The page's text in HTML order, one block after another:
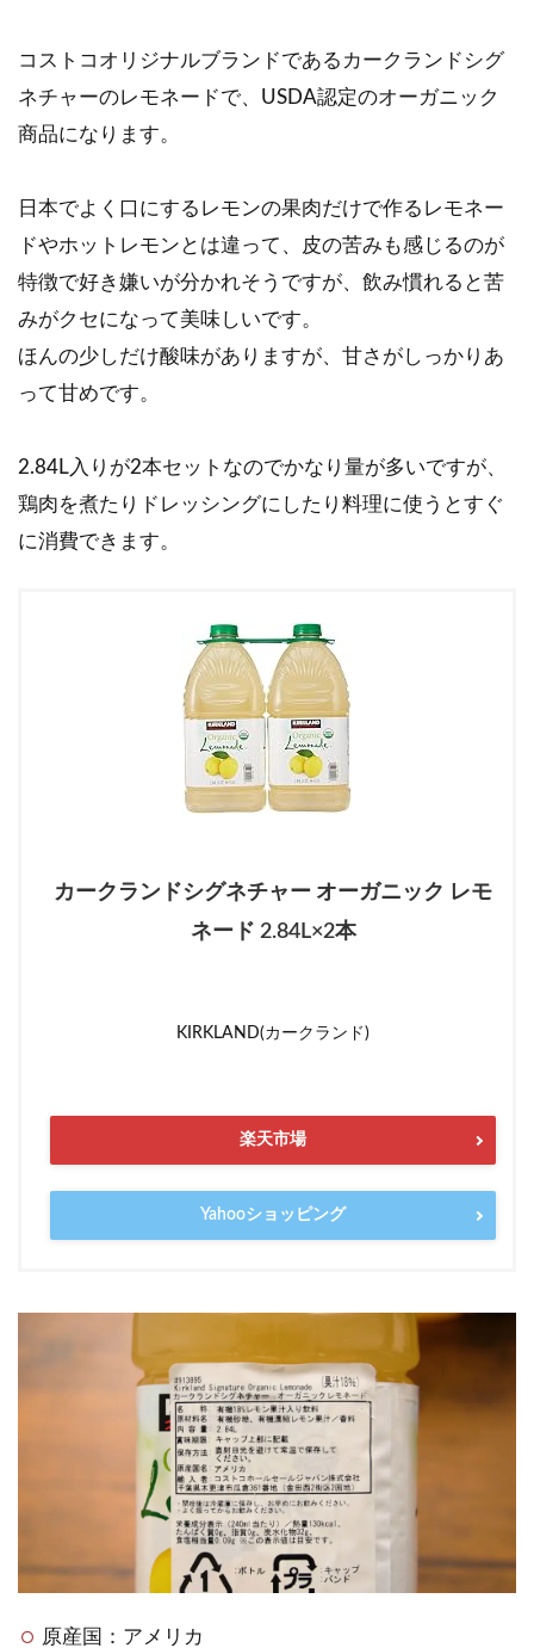
コストコオリジナルブランドであるカークランドシグ
ネチャーのレモネードで、USDA認定のオーガニック
商品になります。
日本でよく口にするレモンの果肉だけで作るレモネー
ドやホットレモンとは違って、皮の苦みも感じるのが
特徴で好き嫌いが分かれそうですが、飲み慣れると苦
みがクセになって美味しいです。
ほんの少しだけ酸味がありますが、甘さがしっかりあ
って甘めです。
2.84L入りが2本セットなのでかなり量が多いですが、
鶏肉を煮たりドレッシングにしたり料理に使うとすぐ
に消費できます。
カークランドシグネチャー オーガニック レモ
ネード 2.84L×2本
KIRKLAND(カークランド)
楽天市場
Yahooショッピング
原産国：アメリカ